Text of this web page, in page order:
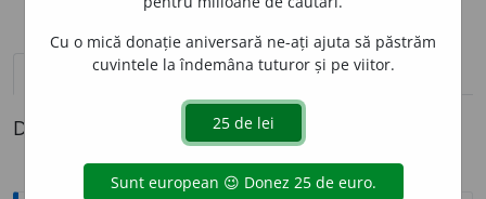
definiții (1) pronunțievolume_up (50)
Definiția cu ID-ul 68820:
Cu o mică donație aniversară ne-ați ajuta să păstrăm
cuvintele la îndemâna tuturor și pe viitor.